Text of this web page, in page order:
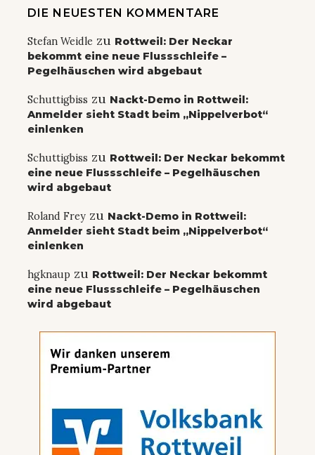
DIE NEUESTEN KOMMENTARE
Stefan Weidle zu Rottweil: Der Neckar
bekommt eine neue Flussschleife –
Pegelhäuschen wird abgebaut
Schuttigbiss zu Nackt-Demo in Rottweil:
Anmelder sieht Stadt beim „Nippelverbot“
einlenken
Schuttigbiss zu Rottweil: Der Neckar bekommt
eine neue Flussschleife – Pegelhäuschen
wird abgebaut
Roland Frey zu Nackt-Demo in Rottweil:
Anmelder sieht Stadt beim „Nippelverbot“
einlenken
hgknaup zu Rottweil: Der Neckar bekommt
eine neue Flussschleife – Pegelhäuschen
wird abgebaut